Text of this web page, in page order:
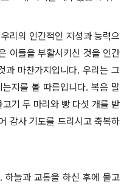
리의 인간적인 지성과 능력으
이들을 부활시키신 것을 인간
과 마찬가지입니다. 우리는 그
지를 볼 따름입니다. 복음 말
기 두 마리와 빵 다섯 개를 받
감사 기도를 드리시고 축복하
하늘과 교통을 하신 후에 물고